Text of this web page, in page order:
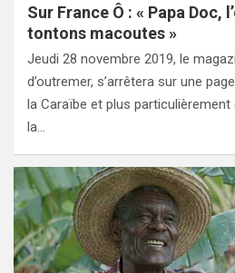
Sur France Ô : « Papa Doc,
tontons macoutes »
Jeudi 28 novembre 2019, le
d’outremer, s’arrêtera sur une
la Caraïbe et plus
la…